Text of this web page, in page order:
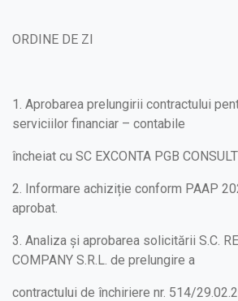
ORDINE DE ZI
1. Aprobarea prelungirii contractului
serviciilor financiar – contabile
încheiat cu SC EXCONTA PGB
2. Informare achiziție conform PAAP
aprobat.
3. Analiza și aprobarea solicitării S.C.
COMPANY S.R.L. de prelungire a
contractului de închiriere nr. 514/